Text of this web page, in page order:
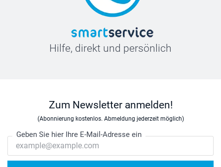
Hilfe, direkt und persönlich
Zum Newsletter anmelden!
(Abonnierung kostenlos. Abmeldung jederzeit möglich)
Geben Sie hier Ihre E-Mail-Adresse ein